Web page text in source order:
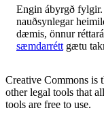
Engin ábyrgð
nauðsynlegar
dæmis, önnur
sæmdarrétt gætu
Creative Commons is
other legal tools that
tools are free to use.